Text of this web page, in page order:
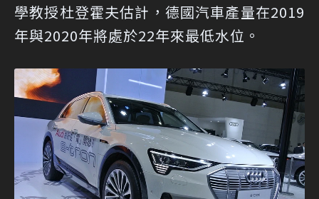
學教授杜登霍夫估計，德國汽車產量在2019
年與2020年將處於22年來最低水位。